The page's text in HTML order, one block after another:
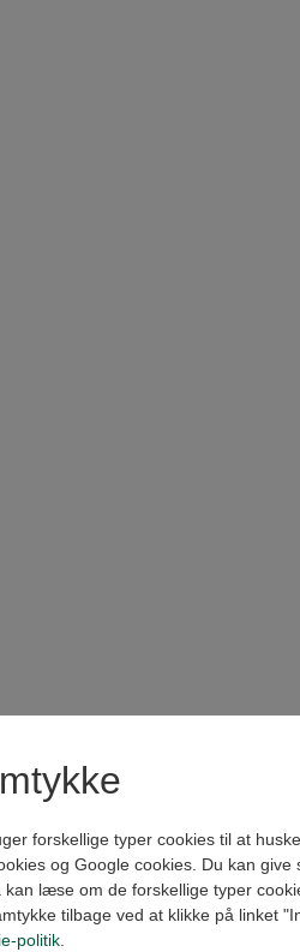
forskellige typer cookies til at
og Google cookies. Du kan
kan læse om de forskellige typer
tilbage ved at klikke på linket
politik